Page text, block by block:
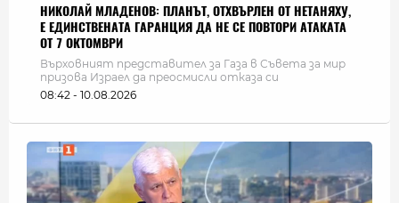
НИКОЛАЙ МЛАДЕНОВ: ПЛАНЪТ, ОТХВЪРЛЕН ОТ НЕТАНЯХУ,
Е ЕДИНСТВЕНАТА ГАРАНЦИЯ ДА НЕ СЕ ПОВТОРИ АТАКАТА
ОТ 7 ОКТОМВРИ
Върховният представител за Газа в Съвета за мир
призова Израел да преосмисли отказа си
08:42 - 10.08.2026